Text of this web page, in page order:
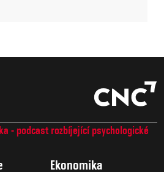
- podcast rozbíjející psychologické
Ekonomika